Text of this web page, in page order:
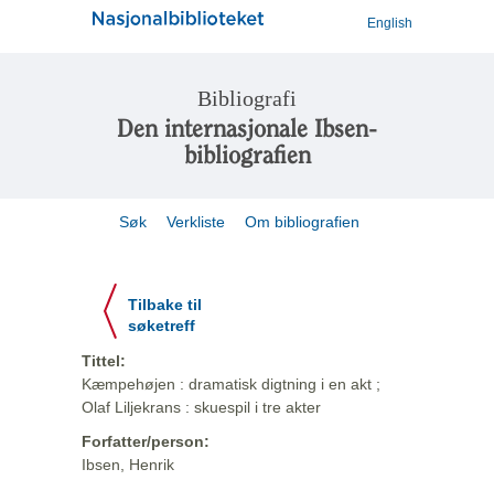
English
Bibliografi
Den internasjonale Ibsen-
bibliografien
Søk Verkliste Om bibliografien
Tilbake til
søketreff
Tittel:
Kæmpehøjen : dramatisk digtning i en akt ;
Olaf Liljekrans : skuespil i tre akter
Forfatter/person:
Ibsen, Henrik